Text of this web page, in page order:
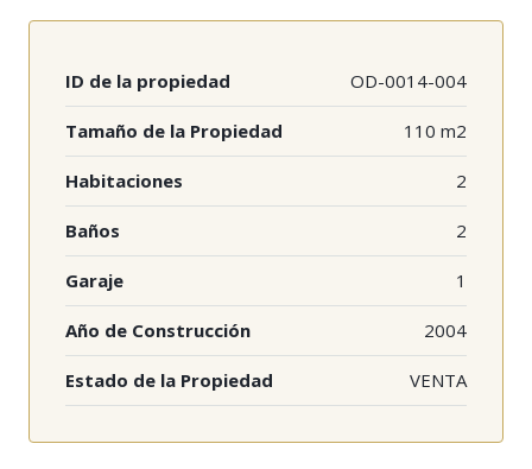
ID de la propiedad OD-0014-004
Tamaño de la Propiedad 110 m2
Habitaciones 2
Baños 2
Garaje 1
Año de Construcción 2004
Estado de la Propiedad VENTA